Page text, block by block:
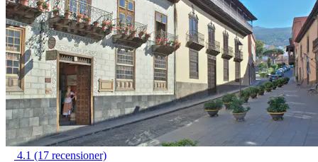
4.1 (17 recensioner)